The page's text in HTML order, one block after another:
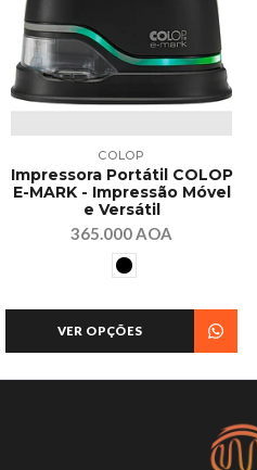
COLOP
Impressora Portátil COLOP
E-MARK - Impressão Móvel
e Versátil
365.000 AOA
VER OPÇÕES